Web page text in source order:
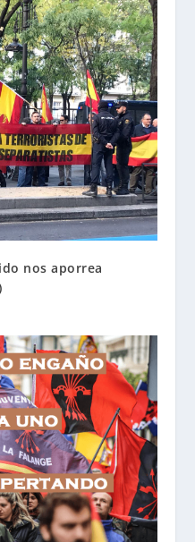
nos aporrea